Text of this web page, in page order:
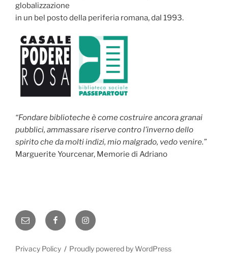
globalizzazione
in un bel posto della periferia romana, dal 1993.
“Fondare biblioteche è come costruire ancora granai
pubblici, ammassare riserve contro l’inverno dello
spirito che da molti indizi, mio malgrado, vedo venire.”
Marguerite Yourcenar, Memorie di Adriano
Email FacebookInstagram
Privacy Policy Proudly powered by WordPress